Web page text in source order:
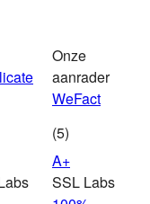
Onze
aanrader
WeFact
(5)
A+
SSL Labs